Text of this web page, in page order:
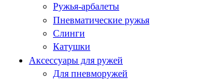
Ружья-арбалеты
Пневматические ружья
Слинги
Катушки
Аксессуары для ружей
Для пневморужей